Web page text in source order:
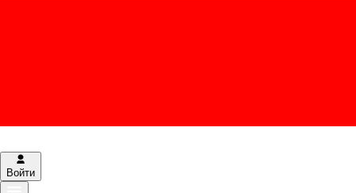
Войти